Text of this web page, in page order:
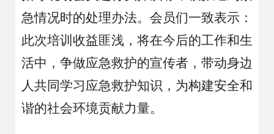
急情况时的处理办法。会员们一致表示：
此次培训收益匪浅，将在今后的工作和生
活中，争做应急救护的宣传者，带动身边
人共同学习应急救护知识，为构建安全和
谐的社会环境贡献力量。